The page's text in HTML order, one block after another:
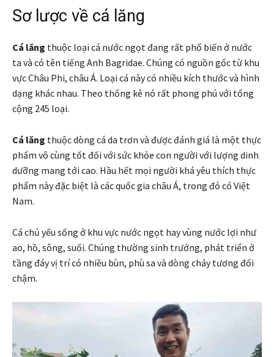
Sơ lược về cá lăng
Cá lăng thuộc loại cá nước ngọt đang rất phổ biến ở nước
ta và có tên tiếng Anh Bagridae. Chúng có nguồn gốc từ khu
vực Châu Phi, châu Á. Loại cá này có nhiều kích thước và hình
dạng khác nhau. Theo thống kê nó rất phong phú với tổng
cộng 245 loại.
Cá lăng thuộc dòng cá da trơn và được đánh giá là một thực
phẩm vô cùng tốt đối với sức khỏe con người với lượng dinh
dưỡng mang tới cao. Hầu hết mọi người khá yêu thích thực
phẩm này đặc biệt là các quốc gia châu Á, trong đó có Việt
Nam.
Cá chủ yếu sống ở khu vực nước ngọt hay vùng nước lợi như
ao, hồ, sông, suối. Chúng thường sinh trưởng, phát triển ở
tầng đáy vị trí có nhiều bùn, phù sa và dòng chảy tương đối
chậm.